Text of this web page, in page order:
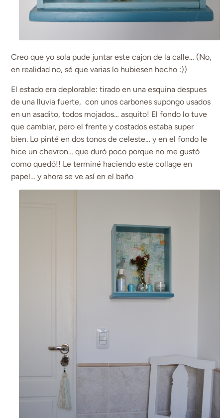
Creo que yo sola pude juntar este cajon de la calle… (No,
en realidad no, sé que varias lo hubiesen hecho :))
El estado era deplorable: tirado en una esquina despues
de una lluvia fuerte, con unos carbones supongo usados
en un asadito, todos mojados… asquito! El fondo lo tuve
que cambiar, pero el frente y costados estaba super
bien. Lo pinté en dos tonos de celeste… y en el fondo le
hice un chevron… que duró poco porque no me gustó
como quedó!! Le terminé haciendo este collage en
papel… y ahora se ve así en el baño